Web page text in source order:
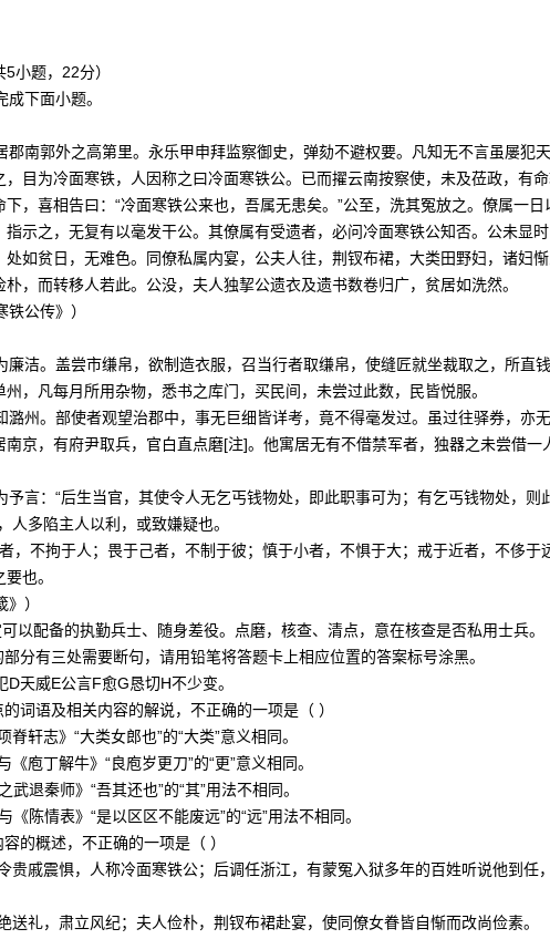
5小题，22分）
下面小题。
郡南郭外之高第里。永乐甲申拜监察御史，弹劾不避权要。凡知无不言虽屡犯
目为冷面寒铁，人因称之曰冷面寒铁公。已而擢云南按察使，未及莅政，有
，喜相告曰：“冷面寒铁公来也，吾属无患矣。”公至，洗其冤放之。僚属一日
示之，无复有以毫发干公。其僚属有受遗者，必问冷面寒铁公知否。公未显
如贫日，无难色。同僚私属内宴，公夫人往，荆钗布裙，大类田野妇，诸妇
，而转移人若此。公没，夫人独挈公遗衣及遗书数卷归广，贫居如洗然。
铁公传》）
廉洁。盖尝市缣帛，欲制造衣服，召当行者取缣帛，使缝匠就坐裁取之，所直
，凡每月所用杂物，悉书之库门，买民间，未尝过此数，民皆悦服。
潞州。部使者观望治郡中，事无巨细皆详考，竟不得毫发过。虽过往驿券，亦
京，有府尹取兵，官白直点磨[注]。他寓居无有不借禁军者，独器之未尝借一
予言：“后生当官，其使令人无乞丐钱物处，即此职事可为；有乞丐钱物处，则
人多陷主人以利，或致嫌疑也。
，不拘于人；畏于己者，不制于彼；慎于小者，不惧于大；戒于近者，不侈于
也。
）
以配备的执勤兵士、随身差役。点磨，核查、清点，意在核查是否私用士兵。
分有三处需要断句，请用铅笔将答题卡上相应位置的答案标号涂黑。
D天威E公言F愈G恳切H不少变。
词语及相关内容的解说，不正确的一项是（ ）
轩志》“大类女郎也”的“大类”意义相同。
庖丁解牛》“良庖岁更刀”的“更”意义相同。
退秦师》“吾其还也”的“其”用法不相同。
《陈情表》“是以区区不能废远”的“远”用法不相同。
的概述，不正确的一项是（ ）
贵戚震惧，人称冷面寒铁公；后调任浙江，有蒙冤入狱多年的百姓听说他到任
送礼，肃立风纪；夫人俭朴，荆钗布裙赴宴，使同僚女眷皆自惭而改尚俭素。